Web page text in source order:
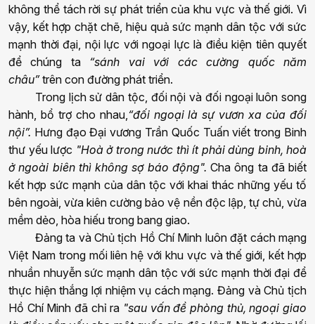
không thể tách rời sự phát triển của khu vực vàthế giới. Vì
vậy, kết hợp chặt chẽ, hiệu quả sức mạnh dân tộc với sức
mạnh thời đại, nội lực với ngoại lực là điều kiện tiên quyết
đểchúng ta “sánh vai với các cường quốc năm
châu”trên con đường phát triển.
Trong lịch sử dân tộc, đối nội và đối ngoại luôn song
hành, bổ trợ cho nhau, “đối ngoại là sự vươn xa của đối
nội”. Hưng đạoĐại vương Trần Quốc Tuấn viết trong Binh
thư yếu lược "Hoà ở trong nước thì ít phải dùng binh, hoà
ở ngoài biên thì không sợ báo động". Cha ông ta đã biết
kết hợp sức mạnh của dân tộc với khai thác những yếu tố
bên ngoài, vừa kiên cường bảo vệ nền độc lập, tự chủ, vừa
mềm dẻo , hòa hiếu trong bang giao.
Đảng ta và Chủ tịch Hồ Chí Minh luôn đặt cách mạng
Việt Nam trong mối liên hệ với khu vực và thế giới, kết hợp
nhuần nhuyễn sức mạnh dân tộc với sức mạnh thời đại để
thực hiện thắng lợi nhiệm vụ cách mạng. Đảng và Chủ tịch
Hồ Chí Minh đã chỉ ra "sau vấn đề phòng thủ, ngoại giao